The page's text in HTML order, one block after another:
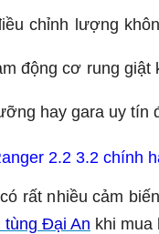
chỉnh lượng
động cơ rung
hay gara uy tín
2.2 3.2 chính
rất nhiều cảm
tùng Đại An khi mua